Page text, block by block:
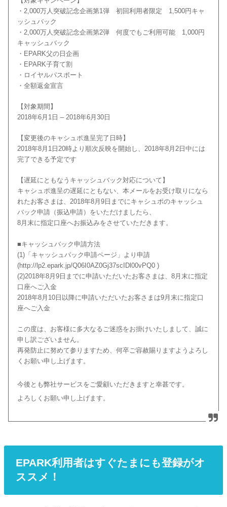
・2,000万人突破記念企画第1弾 初回利用者限定 1,500円キャ
ッシュバック
・2,000万人突破記念企画第2弾 何度でもご利用可能 1,000円
キャッシュバック
・EPARK父の日企画
・EPARK子育て割
・ロイヤルパスポート
・全額返金宣言
【対象期間】
2018年6月1日 – 2018年6月30日
【変更後のキャシュポ進呈完了日時】
2018年8月1日20時より順次反映を開始し、2018年8月2日中には
完了できる予定です
【遅延にともなうキャッシュバック対応について】
キャシュポ進呈の遅延にともない、本メールをお受け取りになら
れたお客さまは、2018年8月9日までにキャシュポのキャッシュ
バック申請（振込申請）をいただけましたら、
8月末に指定口座へお振込みをさせていただきます。
■キャッシュバック申請方法
(1)「キャッシュバック申請ページ」より申請
(http://lp2.epark.jp/Q06I0AZ0Gj37scIDl00vPQ0 )
(2)2018年8月9日までに申請いただいたお客さまは、8月末に指定
口座へご入金
2018年8月10日以降に申請いただいたお客さまは9月末に指定口
座へご入金
この度は、お客様に多大なるご迷惑をお掛けいたしまして、誠に
申し訳ございません。
再発防止に努めて参りますため、何卒ご容赦賜りますようよろし
くお願い申し上げます。
今後とも弊社サービスをご愛顧いただきますと幸甚です。
よろしくお願い申し上げます。
EPARK利用者はすぐたまにも登録がオ
ススメ！